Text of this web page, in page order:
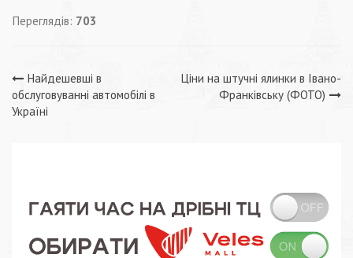
Переглядів: 703
Навігація
записів
Найдешевші в
обслуговуванні автомобілі в
Україні
Ціни на штучні ялинки в Івано-
Франківську (ФОТО)